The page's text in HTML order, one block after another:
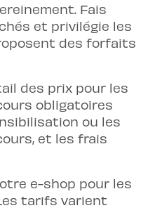
Fais
et privilégie les
des forfaits
des prix pour les
obligatoires
ou les
, et les frais
e-shop pour les
tarifs varient